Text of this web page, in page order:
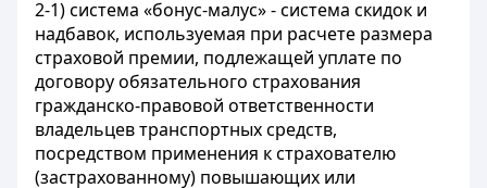
2-1) система «бонус-малус» - система скидок и
надбавок, используемая при расчете размера
страховой премии, подлежащей уплате по
договору обязательного страхования
гражданско-правовой ответственности
владельцев транспортных средств,
посредством применения к страхователю
(застрахованному) повышающих или